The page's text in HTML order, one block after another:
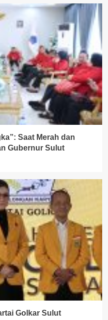
Saat Merah dan
Gubernur Sulut
Golkar Sulut